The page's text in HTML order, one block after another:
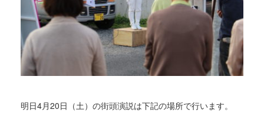
明日4月20日（土）の街頭演説は下記の場所で行います。